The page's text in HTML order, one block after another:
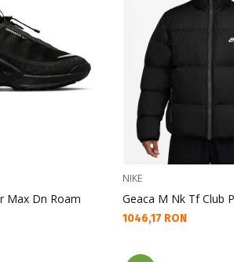
Max Dn Roam
NIKE
Geaca M Nk Tf Club
Текуща цена:
1046,17 RON